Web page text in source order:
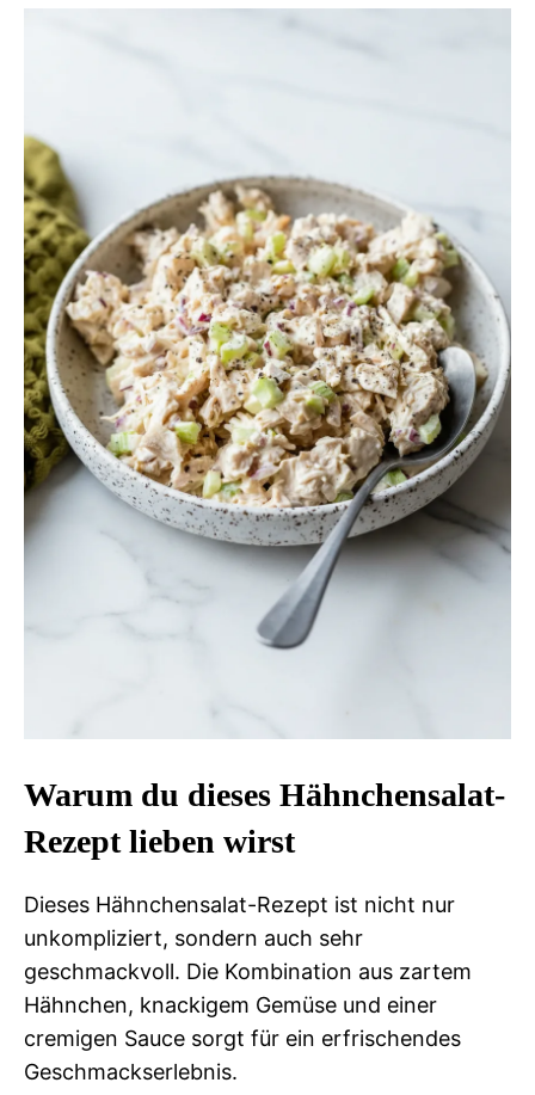
Warum du dieses Hähnchensalat-
Rezept lieben wirst
Dieses Hähnchensalat-Rezept ist nicht nur
unkompliziert, sondern auch sehr
geschmackvoll. Die Kombination aus zartem
Hähnchen, knackigem Gemüse und einer
cremigen Sauce sorgt für ein erfrischendes
Geschmackserlebnis.